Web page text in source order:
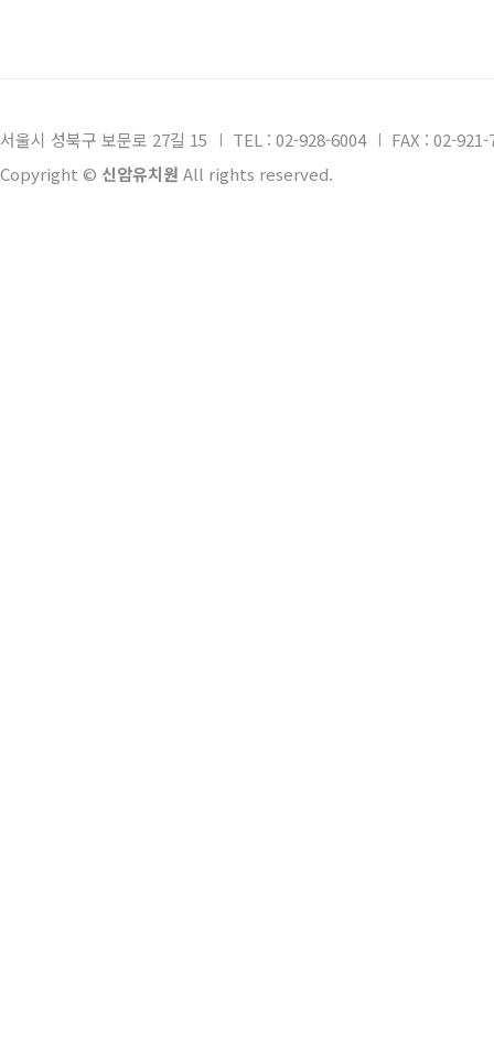
서울시 성북구 보문로 27길 15 TEL : 02-928-6004
FAX : 02-921-
Copyright © 신암유치원 All rights reserved.